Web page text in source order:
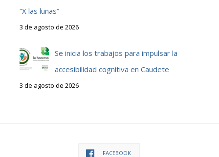
“X las lunas”
3 de agosto de 2026
Se inicia los trabajos para impulsar la
accesibilidad cognitiva en Caudete
3 de agosto de 2026
FACEBOOK